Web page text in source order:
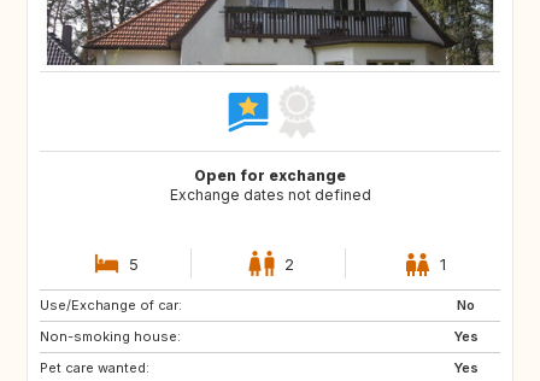
Open for exchange
Exchange dates not defined
5 2 1
Use/Exchange of car:
No
Non-smoking house:
Yes
Pet care wanted:
Yes
IE